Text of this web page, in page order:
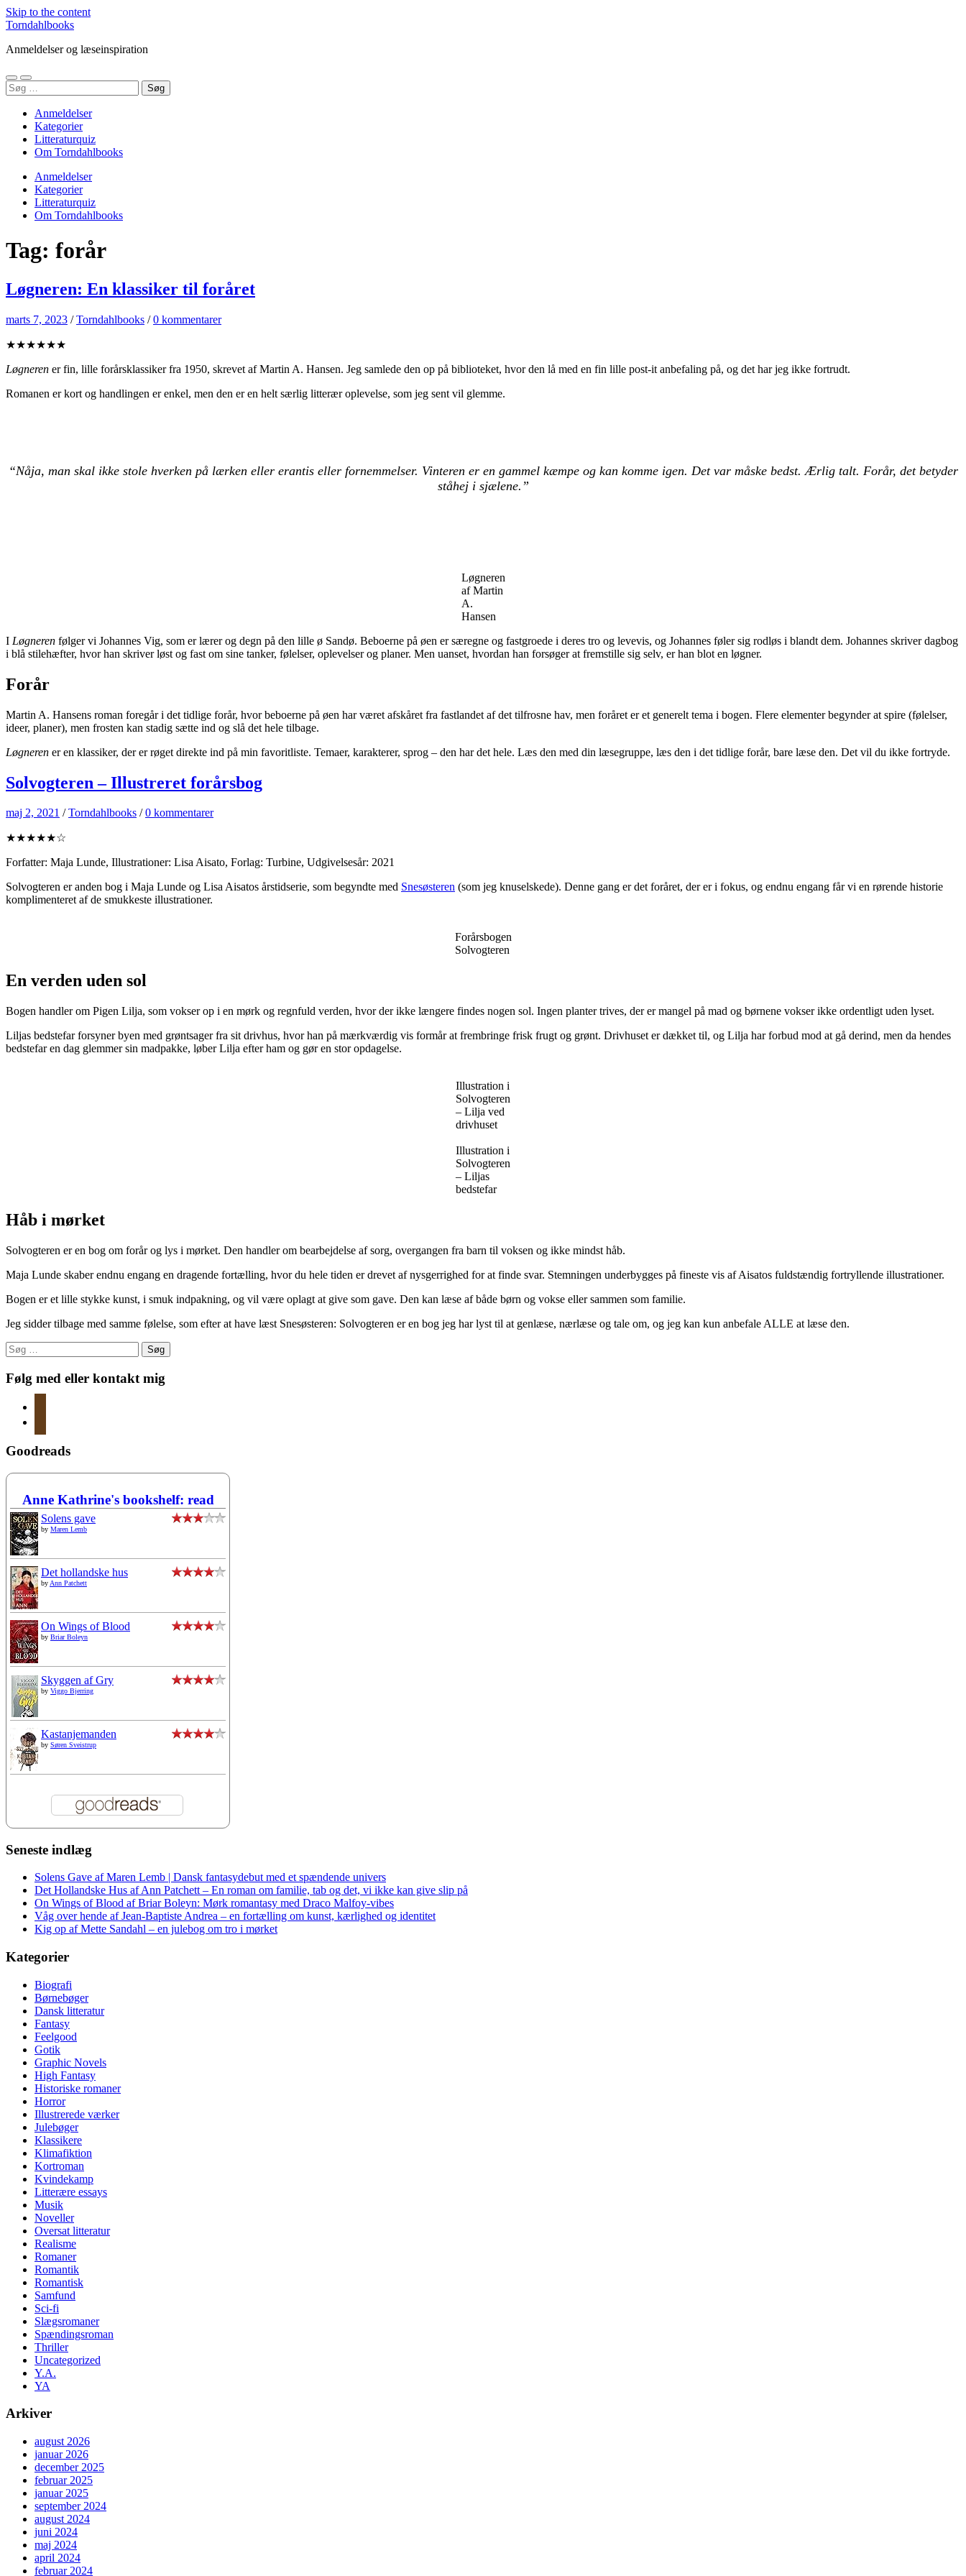
Skip to the content
Torndahlbooks
Anmeldelser og læseinspiration
Toggle
mobile
Toggle
search
Søg
efter:
Anmeldelser
Kategorier
Litteraturquiz
Om Torndahlbooks
Anmeldelser
Kategorier
Litteraturquiz
Om Torndahlbooks
Tag: forår
Løgneren: En klassiker til foråret
marts 7, 2023 /Torndahlbooks /0 kommentarer
★★★★★★
Løgneren er fin, lille forårsklassiker fra 1950, skrevet af Martin A. Hansen. Jeg samlede den op på biblioteket, hvor den lå med en fin lille post-it anbefaling på, og det har jeg ikke fortrudt.
Romanen er kort og handlingen er enkel, men den er en helt særlig litterær oplevelse, som jeg sent vil glemme.
“Nåja, man skal ikke stole hverken på lærken eller erantis eller fornemmelser. Vinteren er en gammel kæmpe og kan komme igen. Det var måske bedst. Ærlig talt. Forår, det betyder
ståhej i sjælene.”
Løgneren
af Martin
A.
Hansen
I Løgneren følger vi Johannes Vig, som er lærer og degn på den lille ø Sandø. Beboerne på øen er særegne og fastgroede i deres tro og levevis, og Johannes føler sig rodløs i blandt dem. Johannes skriver dagbog
i blå stilehæfter, hvor han skriver løst og fast om sine tanker, følelser, oplevelser og planer. Men uanset, hvordan han forsøger at fremstille sig selv, er han blot en løgner.
Forår
Martin A. Hansens roman foregår i det tidlige forår, hvor beboerne på øen har været afskåret fra fastlandet af det tilfrosne hav, men foråret er et generelt tema i bogen. Flere elementer begynder at spire (følelser,
ideer, planer), men frosten kan stadig sætte ind og slå det hele tilbage.
Løgneren er en klassiker, der er røget direkte ind på min favoritliste. Temaer, karakterer, sprog – den har det hele. Læs den med din læsegruppe, læs den i det tidlige forår, bare læse den. Det vil du ikke fortryde.
Solvogteren – Illustreret forårsbog
maj 2, 2021 /Torndahlbooks /0 kommentarer
★★★★★☆
Forfatter: Maja Lunde, Illustrationer: Lisa Aisato, Forlag: Turbine, Udgivelsesår: 2021
Solvogteren er anden bog i Maja Lunde og Lisa Aisatos årstidserie, som begyndte med Snesøsteren (som jeg knuselskede). Denne gang er det foråret, der er i fokus, og endnu engang får vi en rørende historie
komplimenteret af de smukkeste illustrationer.
Forårsbogen
Solvogteren
En verden uden sol
Bogen handler om Pigen Lilja, som vokser op i en mørk og regnfuld verden, hvor der ikke længere findes nogen sol. Ingen planter trives, der er mangel på mad og børnene vokser ikke ordentligt uden lyset.
Liljas bedstefar forsyner byen med grøntsager fra sit drivhus, hvor han på mærkværdig vis formår at frembringe frisk frugt og grønt. Drivhuset er dækket til, og Lilja har forbud mod at gå derind, men da hendes
bedstefar en dag glemmer sin madpakke, løber Lilja efter ham og gør en stor opdagelse.
Illustration i
Solvogteren
– Lilja ved
drivhuset
Illustration i
Solvogteren
– Liljas
bedstefar
Håb i mørket
Solvogteren er en bog om forår og lys i mørket. Den handler om bearbejdelse af sorg, overgangen fra barn til voksen og ikke mindst håb.
Maja Lunde skaber endnu engang en dragende fortælling, hvor du hele tiden er drevet af nysgerrighed for at finde svar. Stemningen underbygges på fineste vis af Aisatos fuldstændig fortryllende illustrationer.
Bogen er et lille stykke kunst, i smuk indpakning, og vil være oplagt at give som gave. Den kan læse af både børn og vokse eller sammen som familie.
Jeg sidder tilbage med samme følelse, som efter at have læst Snesøsteren: Solvogteren er en bog jeg har lyst til at genlæse, nærlæse og tale om, og jeg kan kun anbefale ALLE at læse den.
Søg
efter:
Følg med eller kontakt mig
Goodreads
Anne Kathrine's bookshelf: read
Solens gave
by Maren Lemb
Det hollandske hus
by Ann Patchett
On Wings of Blood
by Briar Boleyn
Skyggen af Gry
by Viggo Bjerring
Kastanjemanden
by Søren Sveistrup
Seneste indlæg
Solens Gave af Maren Lemb | Dansk fantasydebut med et spændende univers
Det Hollandske Hus af Ann Patchett – En roman om familie, tab og det, vi ikke kan give slip på
On Wings of Blood af Briar Boleyn: Mørk romantasy med Draco Malfoy-vibes
Våg over hende af Jean-Baptiste Andrea – en fortælling om kunst, kærlighed og identitet
Kig op af Mette Sandahl – en julebog om tro i mørket
Kategorier
Biografi
Børnebøger
Dansk litteratur
Fantasy
Feelgood
Gotik
Graphic Novels
High Fantasy
Historiske romaner
Horror
Illustrerede værker
Julebøger
Klassikere
Klimafiktion
Kortroman
Kvindekamp
Litterære essays
Musik
Noveller
Oversat litteratur
Realisme
Romaner
Romantik
Romantisk
Samfund
Sci-fi
Slægsromaner
Spændingsroman
Thriller
Uncategorized
Y.A.
YA
Arkiver
august 2026
januar 2026
december 2025
februar 2025
januar 2025
september 2024
august 2024
juni 2024
maj 2024
april 2024
februar 2024